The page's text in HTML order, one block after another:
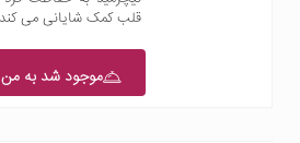
قلب کمک شایانی می
موجود شد به من